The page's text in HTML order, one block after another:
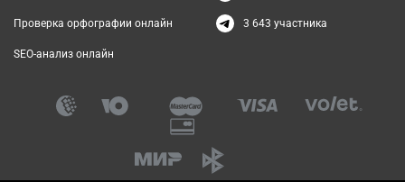
Проверка орфографии онлайн
SEO-анализ онлайн
3 643 участника